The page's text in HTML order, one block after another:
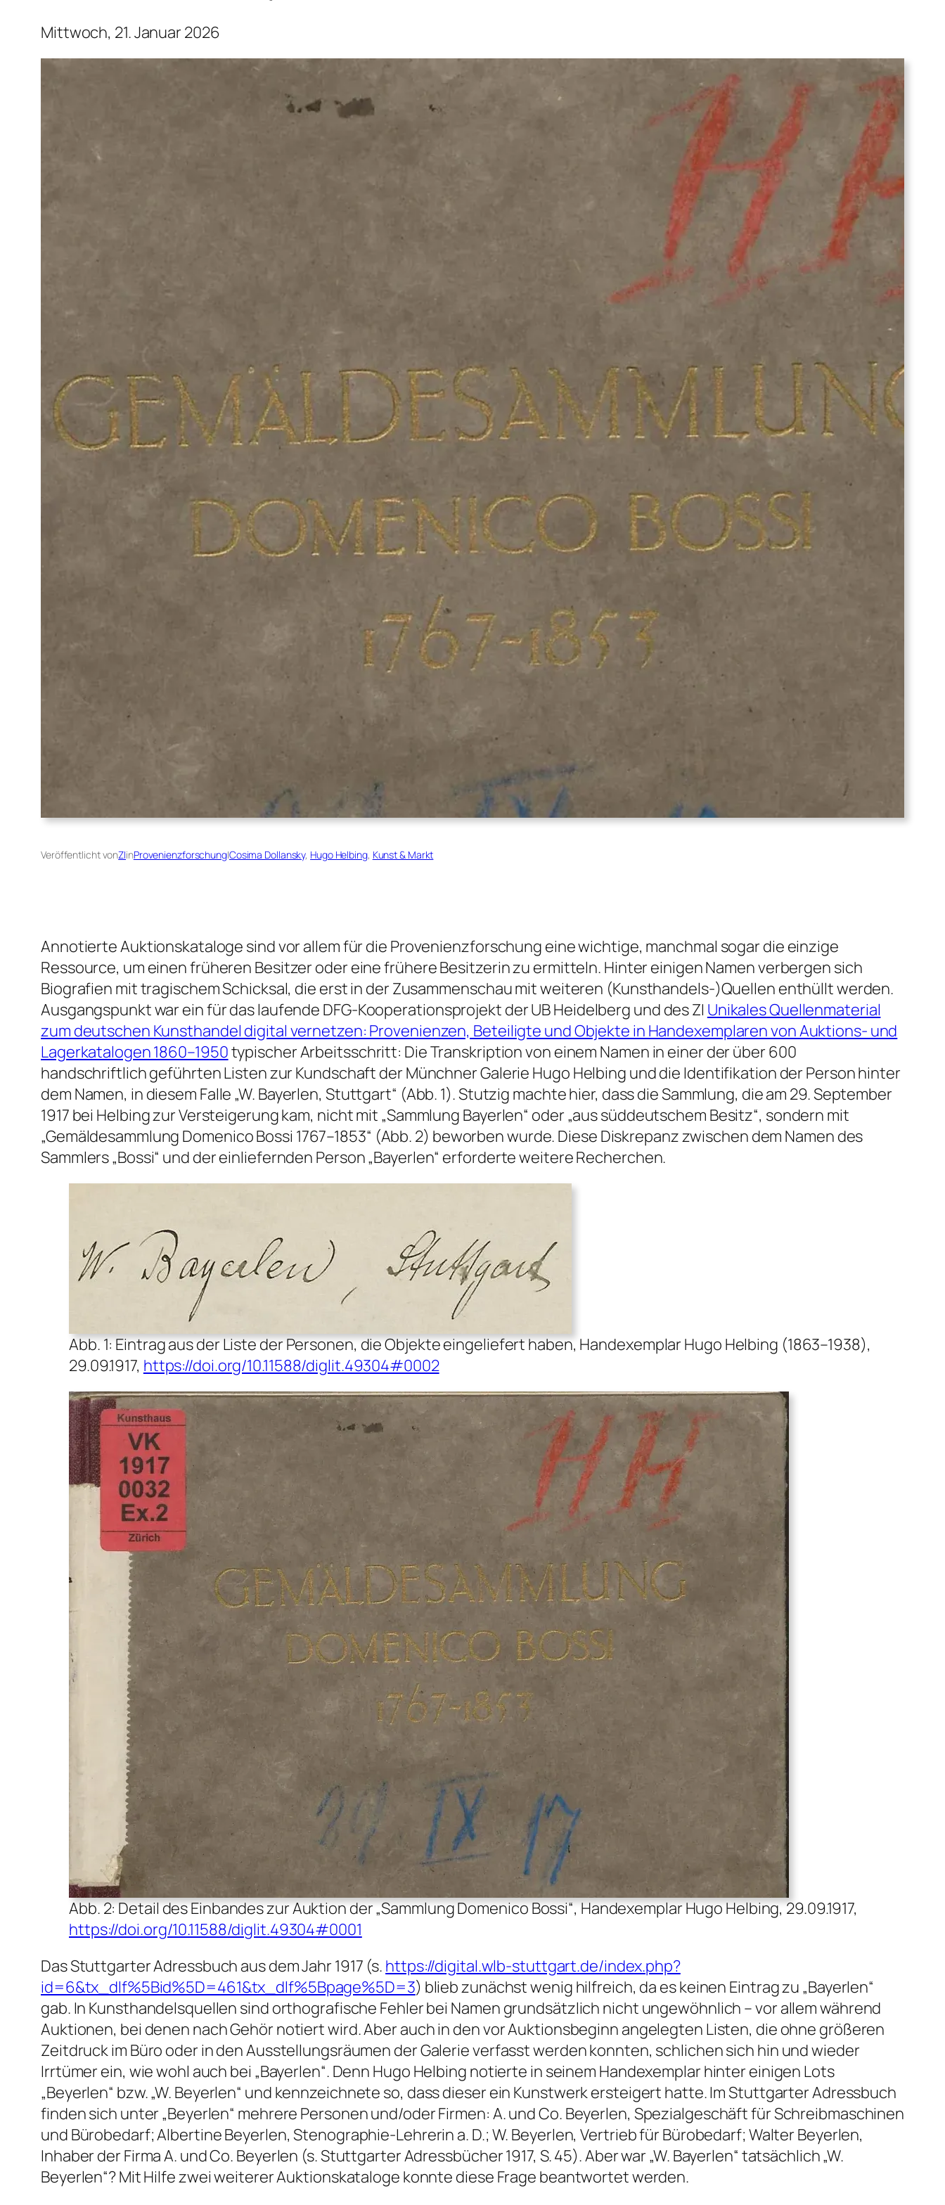
Mittwoch, 21. Januar 2026
Veröffentlicht vonZIinProvenienzforschung|Cosima Dollansky, Hugo Helbing, Kunst & Markt
Annotierte Auktionskataloge sind vor allem für die Provenienzforschung eine wichtige, manchmal sogar die einzige
Ressource, um einen früheren Besitzer oder eine frühere Besitzerin zu ermitteln. Hinter einigen Namen verbergen sich
Biografien mit tragischem Schicksal, die erst in der Zusammenschau mit weiteren (Kunsthandels-)Quellen enthüllt werden.
Ausgangspunkt war ein für das laufende DFG-Kooperationsprojekt der UB Heidelberg und des ZI Unikales Quellenmaterial
zum deutschen Kunsthandel digital vernetzen: Provenienzen, Beteiligte und Objekte in Handexemplaren von Auktions- und
Lagerkatalogen 1860–1950typischer Arbeitsschritt: Die Transkription von einem Namen in einer der über 600
handschriftlich geführten Listen zur Kundschaft der Münchner Galerie Hugo Helbing und die Identifikation der Person hinter
dem Namen, in diesem Falle „W. Bayerlen, Stuttgart“ (Abb. 1). Stutzig machte hier, dass die Sammlung, die am 29. September
1917 bei Helbing zur Versteigerung kam, nicht mit „Sammlung Bayerlen“ oder „aus süddeutschem Besitz“, sondern mit
„Gemäldesammlung Domenico Bossi 1767–1853“ (Abb. 2) beworben wurde. Diese Diskrepanz zwischen dem Namen des
Sammlers „Bossi“ und der einliefernden Person „Bayerlen“ erforderte weitere Recherchen.
Abb. 1: Eintrag aus der Liste der Personen, die Objekte eingeliefert haben, Handexemplar Hugo Helbing (1863–1938),
29.09.1917, https://doi.org/10.11588/diglit.49304#0002
Abb. 2: Detail des Einbandes zur Auktion der „Sammlung Domenico Bossi“, Handexemplar Hugo Helbing, 29.09.1917,
https://doi.org/10.11588/diglit.49304#0001
Das Stuttgarter Adressbuch aus dem Jahr 1917 (s. https://digital.wlb-stuttgart.de/index.php?
id=6&tx_dlf%5Bid%5D=461&tx_dlf%5Bpage%5D=3) blieb zunächst wenig hilfreich, da es keinen Eintrag zu „Bayerlen“
gab. In Kunsthandelsquellen sind orthografische Fehler bei Namen grundsätzlich nicht ungewöhnlich – vor allem während
Auktionen, bei denen nach Gehör notiert wird. Aber auch in den vor Auktionsbeginn angelegten Listen, die ohne größeren
Zeitdruck im Büro oder in den Ausstellungsräumen der Galerie verfasst werden konnten, schlichen sich hin und wieder
Irrtümer ein, wie wohl auch bei „Bayerlen“. Denn Hugo Helbing notierte in seinem Handexemplar hinter einigen Lots
„Beyerlen“ bzw. „W. Beyerlen“ und kennzeichnete so, dass dieser ein Kunstwerk ersteigert hatte. Im Stuttgarter Adressbuch
finden sich unter „Beyerlen“ mehrere Personen und/oder Firmen: A. und Co. Beyerlen, Spezialgeschäft für Schreibmaschinen
und Bürobedarf; Albertine Beyerlen, Stenographie-Lehrerin a. D.; W. Beyerlen, Vertrieb für Bürobedarf; Walter Beyerlen,
Inhaber der Firma A. und Co. Beyerlen (s. Stuttgarter Adressbücher 1917, S. 45). Aber war „W. Bayerlen“ tatsächlich „W.
Beyerlen“? Mit Hilfe zwei weiterer Auktionskataloge konnte diese Frage beantwortet werden.